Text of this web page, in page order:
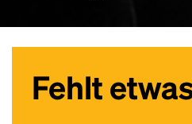
Fehlt